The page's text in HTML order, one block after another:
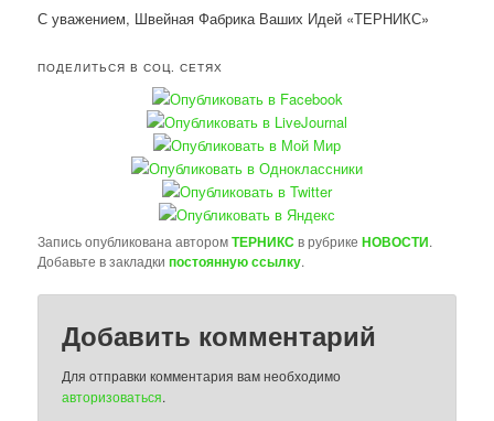
С уважением, Швейная Фабрика Ваших Идей «ТЕРНИКС»
ПОДЕЛИТЬСЯ В СОЦ. СЕТЯХ
Запись опубликована авторомТЕРНИКСв рубрикеНОВОСТИ.
Добавьте в закладкипостоянную ссылку.
Добавить комментарий
Для отправки комментария вам необходимо
авторизоваться.